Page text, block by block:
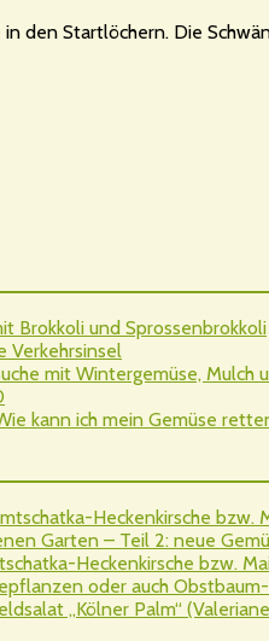
den Startlöchern. Die
Brokkoli und Sprossenbrokkoli
Verkehrsinsel
mit Wintergemüse, Mulch
kann ich mein Gemüse
Heckenkirsche bzw.
Garten – Teil 2: neue
Heckenkirsche bzw.
oder auch
„Kölner Palm“